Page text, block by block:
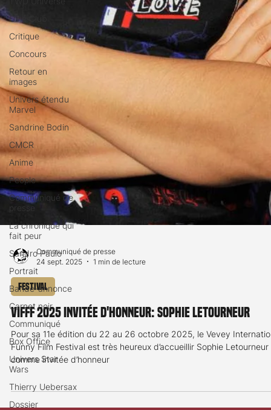
Ciné Club
Critique
Concours
Retour en
images
Univers étendu
Marvel
Sandrine Bodin
CMCR
Anime
People
Communiqué de
presse
La chronique qui
fait peur
Sandro Paulo
Portrait
Bande-annonce
Carnet noir
Communiqué
Box Office
Univers Star
Wars
Thierry Uebersax
Dossier
Communiqué de presse
24 sept. 2025
Festival
VIFFF 2025 invitée d'honneur: Sophie Letourneur
Pour sa 11e édition du 22 au 26 octobre 2025, le Vevey International
Funny Film Festival est très heureux d’accueillir Sophie Letourneur
comme invitée d’honneur